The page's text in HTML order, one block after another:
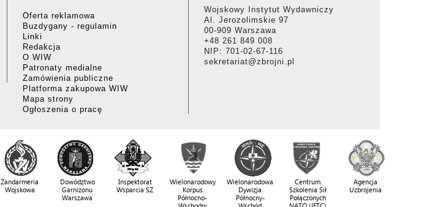
Oferta reklamowa
Buzdygany - regulamin
Linki
Redakcja
O WIW
Patronaty medialne
Zamówienia publiczne
Platforma zakupowa WIW
Mapa strony
Ogłoszenia o pracę
Wojskowy Instytut Wydawniczy
Al. Jerozolimskie 97
00-909 Warszawa
+48 261 849 008
NIP: 701-02-67-116
sekretariat@zbrojni.pl
Żandarmeria
Wojskowa
Dowództwo
Garnizonu
Warszawa
Inspektorat
Wsparcia SZ
Wielonarodowy
Korpus
Północno-
Wielonarodowa
Dywizja
Północny-
Centrum
Szkolenia Sił
Połączonych
Agencja
Uzbrojenia